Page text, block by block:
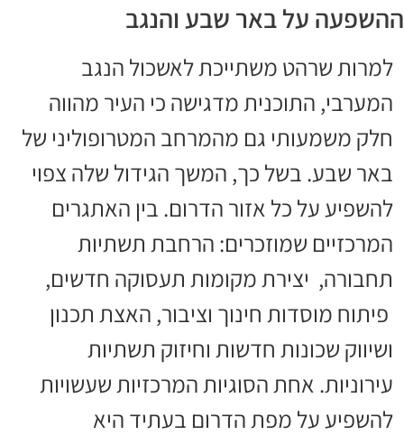
ההשפעה על באר שבע והנגב
למרות שרהט משתייכת לאשכול הנגב
המערבי, התוכנית מדגישה כי העיר מהווה
חלק משמעותי גם מהמרחב המטרופוליני של
באר שבע. בשל כך, המשך הגידול שלה צפוי
להשפיע על כל אזור הדרום. בין האתגרים
המרכזיים שמוזכרים: הרחבת תשתיות
תחבורה, יצירת מקומות תעסוקה חדשים,
פיתוח מוסדות חינוך וציבור, האצת תכנון
ושיווק שכונות חדשות וחיזוק תשתיות
עירוניות. אחת הסוגיות המרכזיות שעשויות
להשפיע על מפת הדרום בעתיד היא